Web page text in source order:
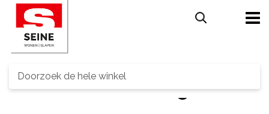
Search
Customer Login